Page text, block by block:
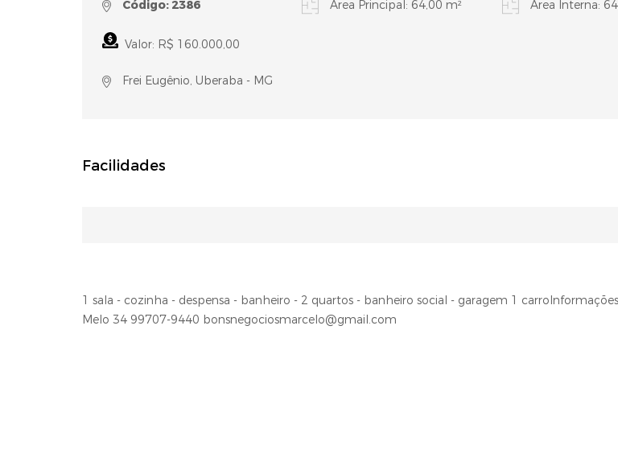
Código: 2386 Área Principal: 64,00 m² Área Interna:
Valor: R$ 160.000,00
Frei Eugênio, Uberaba - MG
Facilidades
1 sala - cozinha - despensa - banheiro - 2 quartos - banheiro social - garagem 1
Melo 34 99707-9440 bonsnegociosmarcelo@gmail.com